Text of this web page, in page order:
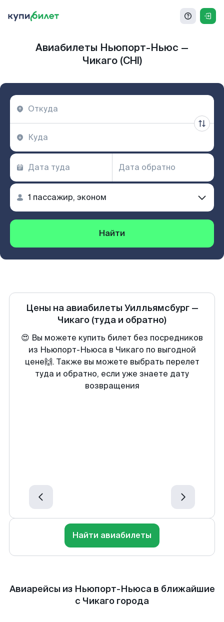
Авиабилеты Ньюпорт-Ньюс —
Чикаго (CHI)
Найти
Цены на авиабилеты Уилльямсбург—
Чикаго (туда и обратно)
😍 Вы можете купить билет без посредников
из Ньюпорт-Ньюса в Чикаго по выгодной
цене🙌. Также вы можете выбрать перелет
туда и обратно, если уже знаете дату
возвращения
Найти авиабилеты
Авиарейсы из Ньюпорт-Ньюса в ближайшие
с Чикаго города